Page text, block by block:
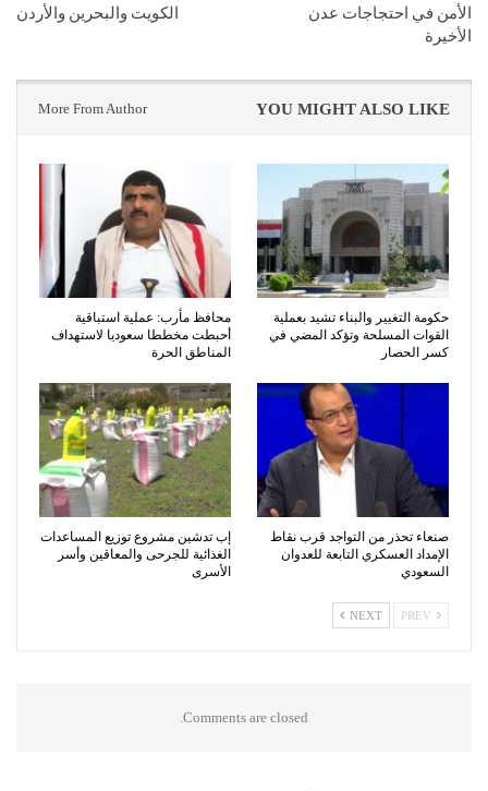
الأمن في احتجاجات عدن
الأخيرة
الكويت والبحرين والأردن
YOU MIGHT ALSO LIKE
More From Author
حكومة التغيير والبناء تشيد بعملية
القوات المسلحة وتؤكد المضي في
كسر الحصار
محافظ مأرب: عملية استباقية
أحبطت مخططا سعوديا لاستهداف
المناطق الحرة
صنعاء تحذر من التواجد قرب نقاط
الإمداد العسكري التابعة للعدوان
السعودي
إب تدشين مشروع توزيع المساعدات
الغذائية للجرحى والمعاقين وأسر
الأسرى
NEXT
Comments are closed.